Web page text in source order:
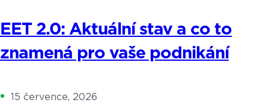
EET 2.0: Aktuální stav a co to
znamená pro vaše podnikání
15 července, 2026